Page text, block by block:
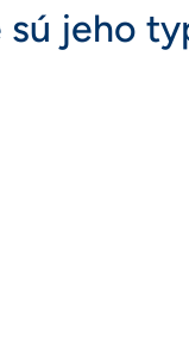
sú jeho